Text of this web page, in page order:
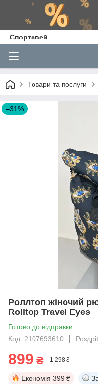
Спортсвей
Товари та послуги
–31%
Роллтоп жіночий
Rolltop Travel Eyes
Готово до відправки
Код: 2107693610
899 ₴ 1 298 ₴
Економія 399 ₴